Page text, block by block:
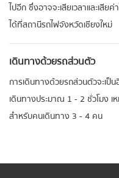
ไปอีก ซึ่งอาจจะเสียเวลาและเสี
ได้ที่สถานีรถไฟจังหวัดเชียงใหม่
เดินทางด้วยรถส่วนตัว
การเดินทางด้วยรถส่วนตัวจะเป็
เดินทางประมาณ 1 - 2 ชั่วโมง เ
สำหรับคนเดินทาง 3 - 4 คน